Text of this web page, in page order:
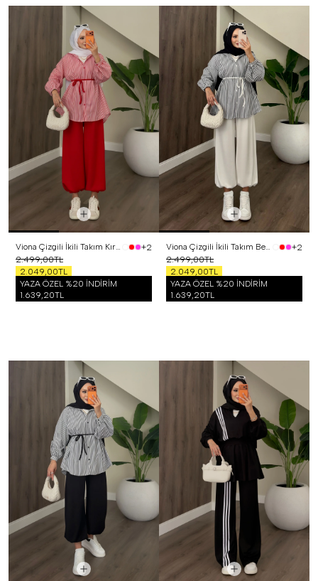
Viona Çizgili İkili Takım Kırmızı
+2
2.499,00TL
2.049,00TL
YAZA ÖZEL %20 İNDİRİM
1.639,20TL
Viona Çizgili İkili Takım Beyaz
+2
2.499,00TL
2.049,00TL
YAZA ÖZEL %20 İNDİRİM
1.639,20TL